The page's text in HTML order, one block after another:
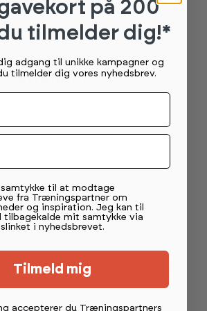
- Copenhagen
Strength
i en masse udstyr
Trainer stod øverst på min liste
så mine atleter og klienter
frygt for øget led belastning,
for at træne i alle bevægelsesplan og i
muligheder når det kommer til
på 200
du tilmelder dig!*
adgang til unikke kampagner og
tilmelder dig vores nyhedsbrev.
til at modtage
fra Træningspartner om
og inspiration. Jeg kan til
tilbagekalde mit samtykke via
i nyhedsbrevet.
Tilmeld mig
accepterer du Træningspartners